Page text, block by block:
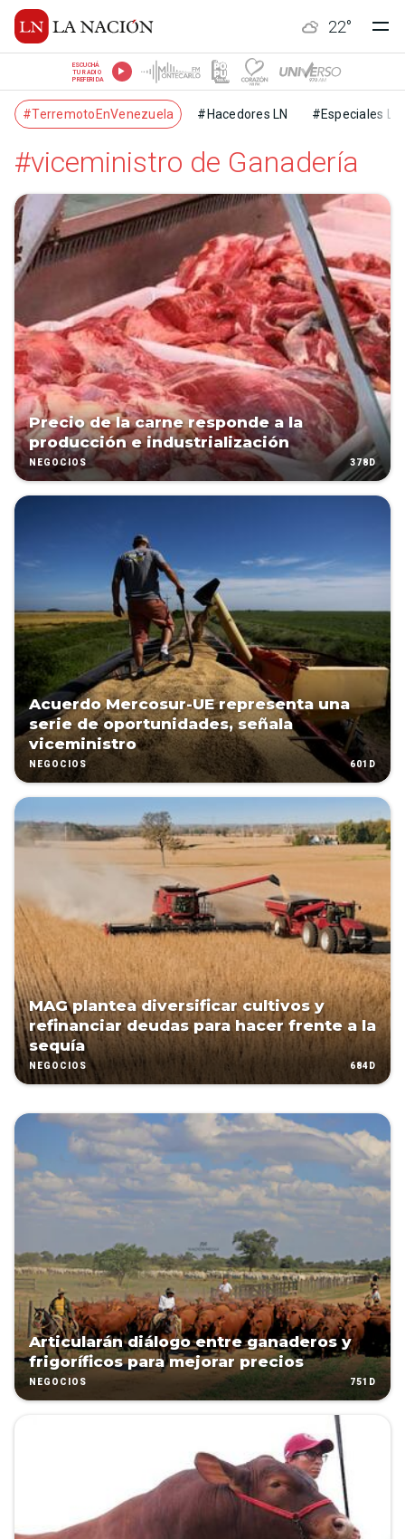
22°
ESCUCHÁ
TU RADIO
PREFERIDA
#TerremotoEnVenezuela #Hacedores LN #Especiales LN
#viceministro de Ganadería
Precio de la carne responde a la
producción e industrialización
NEGOCIOS 378D
Acuerdo Mercosur-UE representa una
serie de oportunidades, señala
viceministro
NEGOCIOS 601D
MAG plantea diversificar cultivos y
refinanciar deudas para hacer frente a la
sequía
NEGOCIOS 684D
Articularán diálogo entre ganaderos y
frigoríficos para mejorar precios
NEGOCIOS 751D